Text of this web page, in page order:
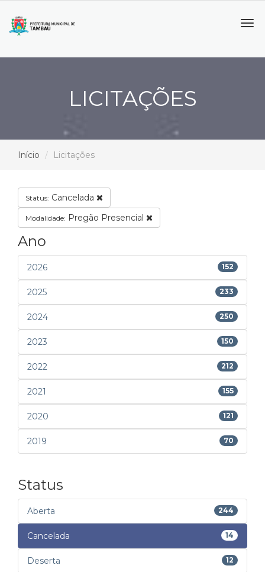
LICITAÇÕES
Início Licitações
Status: Cancelada
Modalidade: Pregão Presencial
Ano
2026 152
2025 233
2024 250
2023 150
2022 212
2021 155
2020 121
2019 70
Status
Aberta 244
Cancelada 14
Deserta 12